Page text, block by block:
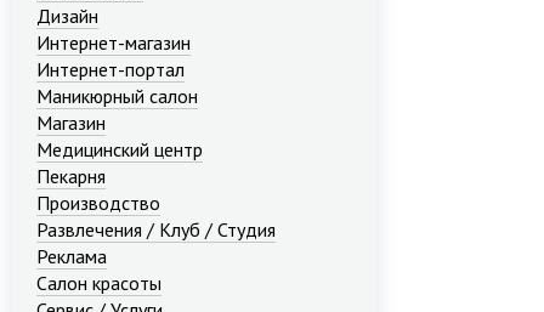
Дизайн
Интернет-магазин
Интернет-портал
Маникюрный салон
Магазин
Медицинский центр
Пекарня
Производство
Развлечения / Клуб / Студия
Реклама
Салон красоты